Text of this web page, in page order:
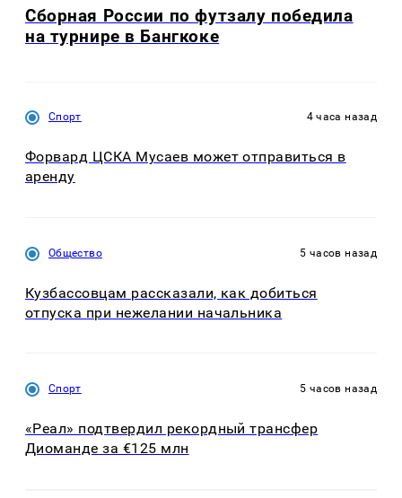
Сборная России по футзалу победила
на турнире в Бангкоке
Спорт 4 часа назад
Форвард ЦСКА Мусаев может отправиться в
аренду
Общество 5 часов назад
Кузбассовцам рассказали, как добиться
отпуска при нежелании начальника
Спорт 5 часов назад
«Реал» подтвердил рекордный трансфер
Диоманде за €125 млн